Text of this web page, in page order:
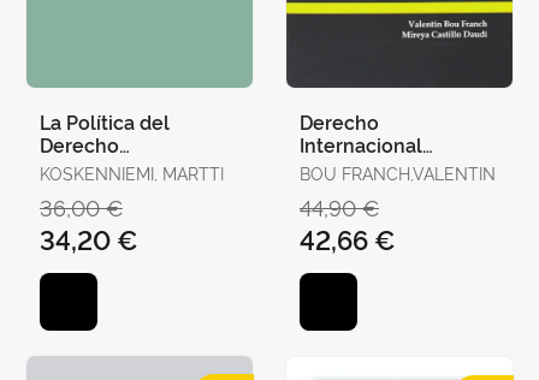
La Política del
Derecho
Internacional
KOSKENNIEMI, MARTTI
36,00 €
34,20 €
Derecho
Internacional
Derechos Humanos y
Internacional
Humanitario
BOU FRANCH,VALENTIN
44,90 €
42,66 €